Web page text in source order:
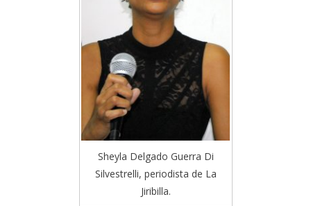
Sheyla Delgado Guerra Di
Silvestrelli, periodista de La
Jiribilla.